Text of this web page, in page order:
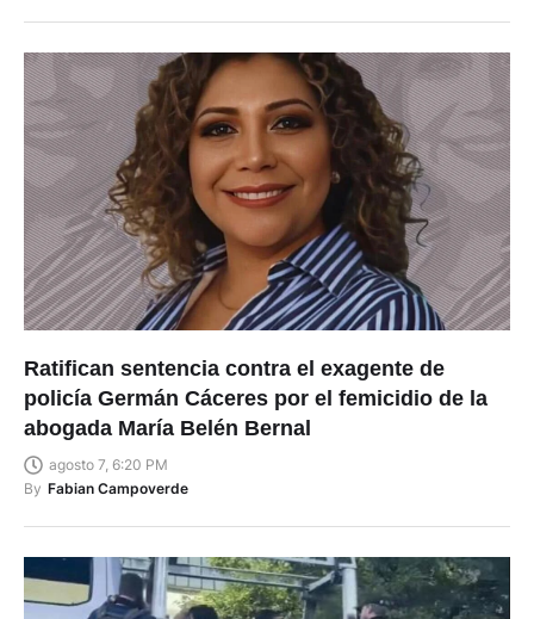
Ratifican sentencia contra el exagente de
policía Germán Cáceres por el femicidio de la
abogada María Belén Bernal
agosto 7, 6:20 PM
By Fabian Campoverde